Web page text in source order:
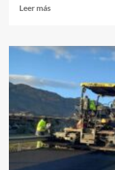
Leer másLeer
Convocadas
las
para
las
asociaciones
y
federaciones
de
consumidores